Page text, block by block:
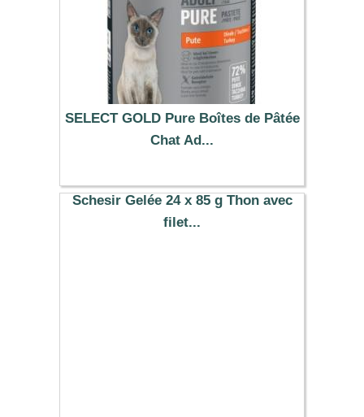
SELECT GOLD Pure Boîtes de Pâtée
Chat Ad...
24.99 €
Schesir Gelée 24 x 85 g Thon avec
filet...